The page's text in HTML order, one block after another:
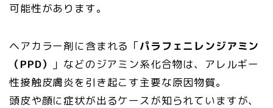
可能性があります。
ヘアカラー剤に含まれる「パラフェニレンジアミン
（PPD）
」などのジアミン系化合物は、アレルギー
性接触皮膚炎を引き起こす主要な原因物質。
頭皮や顔に症状が出るケースが知られていますが、